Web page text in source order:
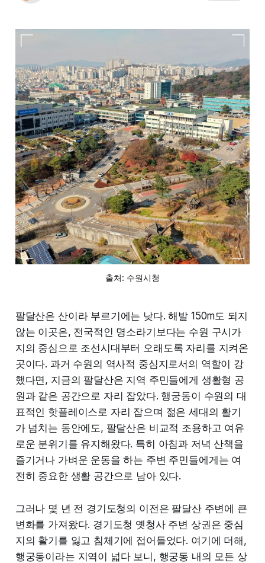
출처: 수원시청
팔달산은 산이라 부르기에는 낮다. 해발 150m도 되지
않는 이곳은, 전국적인 명소라기보다는 수원 구시가
지의 중심으로 조선시대부터 오래도록 자리를 지켜온
곳이다. 과거 수원의 역사적 중심지로서의 역할이 강
했다면, 지금의 팔달산은 지역 주민들에게 생활형 공
원과 같은 공간으로 자리 잡았다. 행궁동이 수원의 대
표적인 핫플레이스로 자리 잡으며 젊은 세대의 활기
가 넘치는 동안에도, 팔달산은 비교적 조용하고 여유
로운 분위기를 유지해왔다. 특히 아침과 저녁 산책을
즐기거나 가벼운 운동을 하는 주변 주민들에게는 여
전히 중요한 생활 공간으로 남아 있다.
그러나 몇 년 전 경기도청의 이전은 팔달산 주변에 큰
변화를 가져왔다. 경기도청 옛청사 주변 상권은 중심
지의 활기를 잃고 침체기에 접어들었다. 여기에 더해,
행궁동이라는 지역이 넓다 보니, 행궁동 내의 모든 상